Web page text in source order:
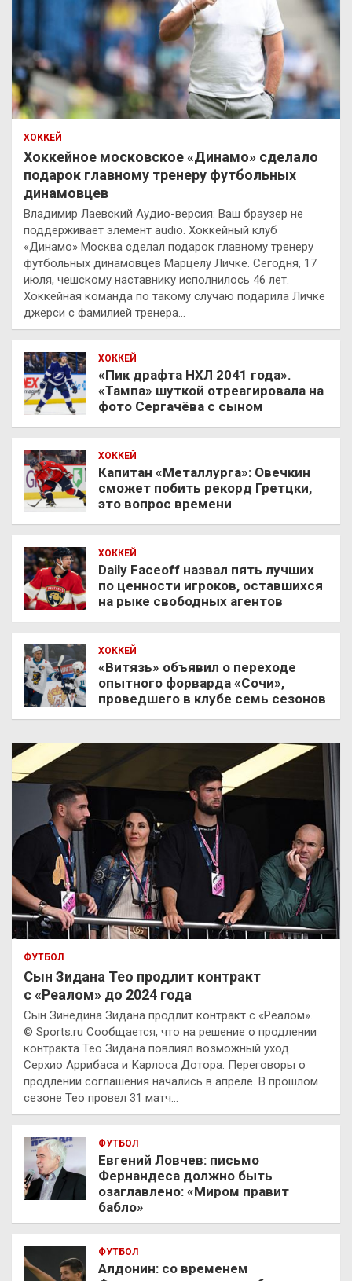
ХОККЕЙ
Хоккейное московское «Динамо» сделало
подарок главному тренеру футбольных
динамовцев
Владимир Лаевский Аудио-версия: Ваш браузер не
поддерживает элемент audio. Хоккейный клуб
«Динамо» Москва сделал подарок главному тренеру
футбольных динамовцев Марцелу Личке. Сегодня, 17
июля, чешскому наставнику исполнилось 46 лет.
Хоккейная команда по такому случаю подарила Личке
джерси с фамилией тренера…
ХОККЕЙ
«Пик драфта НХЛ 2041 года».
«Тампа» шуткой отреагировала на
фото Сергачёва с сыном
ХОККЕЙ
Капитан «Металлурга»: Овечкин
сможет побить рекорд Гретцки,
это вопрос времени
ХОККЕЙ
Daily Faceoff назвал пять лучших
по ценности игроков, оставшихся
на рыке свободных агентов
ХОККЕЙ
«Витязь» объявил о переходе
опытного форварда «Сочи»,
проведшего в клубе семь сезонов
ФУТБОЛ
Сын Зидана Тео продлит контракт
с «Реалом» до 2024 года
Сын Зинедина Зидана продлит контракт с «Реалом».
© Sports.ru Сообщается, что на решение о продлении
контракта Тео Зидана повлиял возможный уход
Серхио Аррибаса и Карлоса Дотора. Переговоры о
продлении соглашения начались в апреле. В прошлом
сезоне Тео провел 31 матч…
ФУТБОЛ
Евгений Ловчев: письмо
Фернандеса должно быть
озаглавлено: «Миром правит
бабло»
ФУТБОЛ
Алдонин: со временем